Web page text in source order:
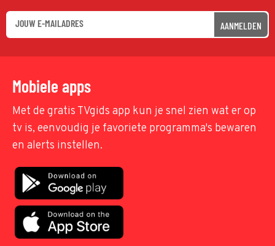
AANMELDEN
Mobiele apps
Met de gratis TVgids app kun je snel zien wat er op
tv is, eenvoudig je favoriete programma's bewaren
en alerts instellen.